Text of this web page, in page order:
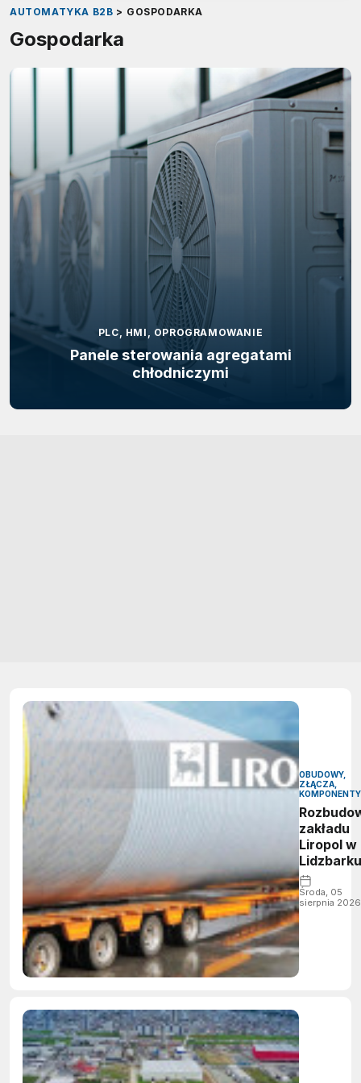
AUTOMATYKA B2B > GOSPODARKA
Gospodarka
PLC, HMI, OPROGRAMOWANIE
Panele sterowania agregatami
chłodniczymi
OBUDOWY,
ZŁĄCZA,
KOMPONENTY
zakładu
Liropol w
Lidzbarku
Środa, 05
sierpnia 2026